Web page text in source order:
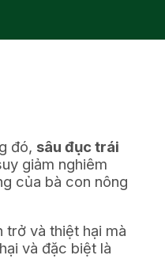
đó, sâu đục trái
giảm nghiêm
của bà con nông
trở và thiệt hại mà
và đặc biệt là